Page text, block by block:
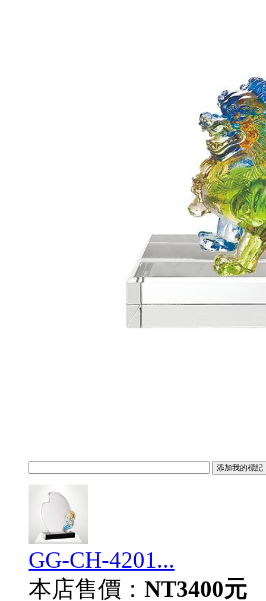
GG-CH-4201...
本店售價： NT3400元